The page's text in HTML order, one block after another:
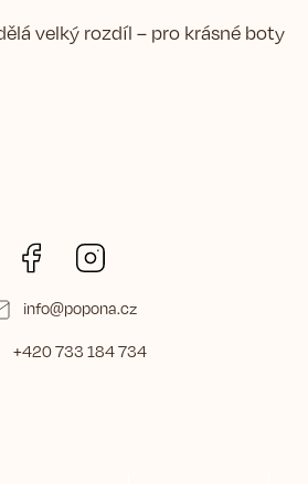
velký rozdíl – pro krásné boty
Facebook
info@popona.cz
+420 733 184 734